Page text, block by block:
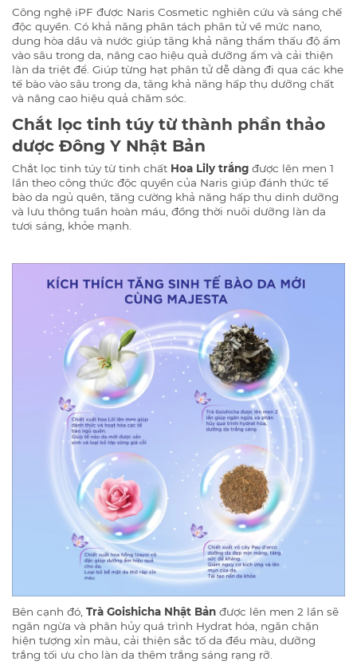
Công nghệ iPF được Naris Cosmetic nghiên cứu và sáng chế
độc quyền. Có khả năng phân tách phân tử về mức nano,
dung hòa dầu và nước giúp tăng khả năng thẩm thấu độ ẩm
vào sâu trong da, nâng cao hiệu quả dưỡng ẩm và cải thiện
làn da triệt để. Giúp từng hạt phân tử dễ dàng đi qua các khe
tế bào vào sâu trong da, tăng khả năng hấp thụ dưỡng chất
và nâng cao hiệu quả chăm sóc.
Chắt lọc tinh túy từ thành phần thảo
dược Đông Y Nhật Bản
Chắt lọc tinh túy từ tinh chất Hoa Lily trắng được lên men 1
lần theo công thức độc quyền của Naris giúp đánh thức tế
bào da ngủ quên, tăng cường khả năng hấp thụ dinh dưỡng
và lưu thông tuần hoàn máu, đồng thời nuôi dưỡng làn da
tươi sáng, khỏe mạnh.
Bên cạnh đó, Trà Goishicha Nhật Bản được lên men 2 lần sẽ
ngăn ngừa và phân hủy quá trình Hydrat hóa, ngăn chặn
hiện tượng xỉn màu, cải thiện sắc tố da đều màu, dưỡng
trắng tối ưu cho làn da thêm trắng sáng rạng rỡ.